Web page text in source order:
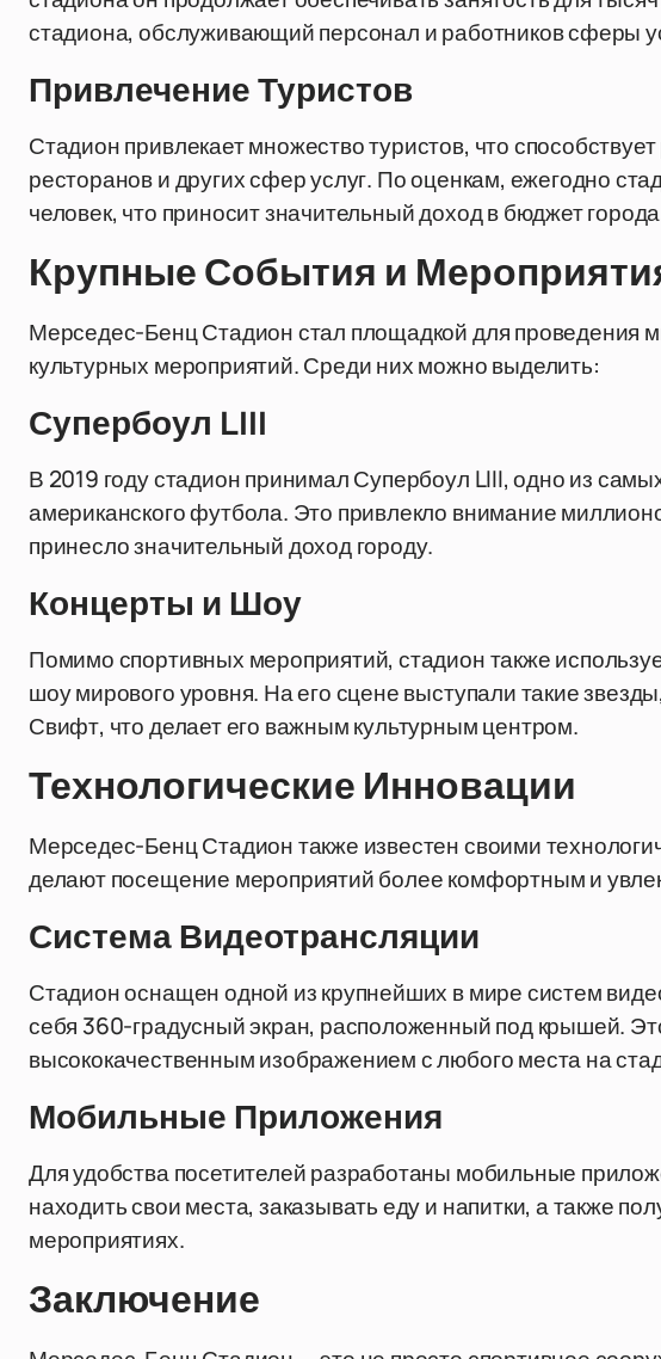
стадиона, обслуживающий персонал и работников сферы
Привлечение Туристов
Стадион привлекает множество туристов, что
ресторанов и других сфер услуг. По оценкам, ежегодно
человек, что приносит значительный доход в бюджет
Крупные События и
Мерседес-Бенц Стадион стал площадкой для проведения
культурных мероприятий. Среди них можно выделить:
Супербоул LIII
В 2019 году стадион принимал Супербоул LIII, одно из
американского футбола. Это привлекло внимание
принесло значительный доход городу.
Концерты и Шоу
Помимо спортивных мероприятий, стадион также
шоу мирового уровня. На его сцене выступали такие
Свифт, что делает его важным культурным центром.
Технологические Инновации
Мерседес-Бенц Стадион также известен своими
делают посещение мероприятий более комфортным и
Система Видеотрансляции
Стадион оснащен одной из крупнейших в мире систем
себя 360-градусный экран, расположенный под крышей.
высококачественным изображением с любого места на
Мобильные Приложения
Для удобства посетителей разработаны мобильные
находить свои места, заказывать еду и напитки, а также
мероприятиях.
Заключение